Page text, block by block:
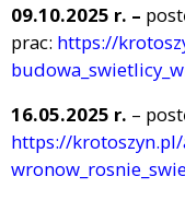
09.10.2025 r. –
prac: https://
16.05.2025 r. –
https://